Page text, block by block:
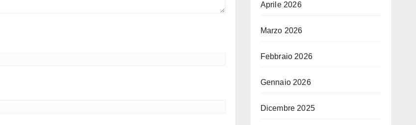
Aprile 2026
Marzo 2026
Febbraio 2026
Gennaio 2026
Dicembre 2025